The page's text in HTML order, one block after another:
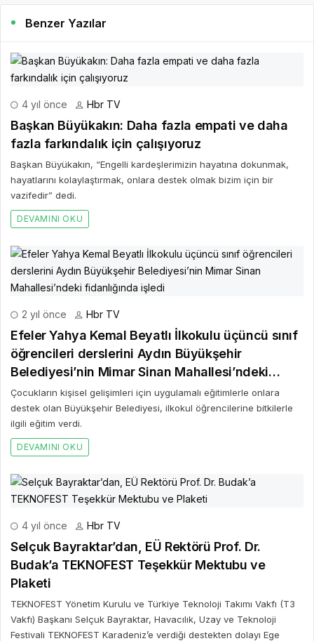
Benzer Yazılar
4 yıl önce Hbr TV
Başkan Büyükakın: Daha fazla empati ve daha
fazla farkındalık için çalışıyoruz
Başkan Büyükakın, “Engelli kardeşlerimizin hayatına dokunmak,
hayatlarını kolaylaştırmak, onlara destek olmak bizim için bir
vazifedir” dedi.
DEVAMINI OKU
2 yıl önce Hbr TV
Efeler Yahya Kemal Beyatlı İlkokulu üçüncü sınıf
öğrencileri derslerini Aydın Büyükşehir
Belediyesi’nin Mimar Sinan Mahallesi’ndeki
fidanlığında işledi
Çocukların kişisel gelişimleri için uygulamalı eğitimlerle onlara
destek olan Büyükşehir Belediyesi, ilkokul öğrencilerine bitkilerle
ilgili eğitim verdi.
DEVAMINI OKU
4 yıl önce Hbr TV
Selçuk Bayraktar’dan, EÜ Rektörü Prof. Dr.
Budak’a TEKNOFEST Teşekkür Mektubu ve
Plaketi
TEKNOFEST Yönetim Kurulu ve Türkiye Teknoloji Takımı Vakfı (T3
Vakfı) Başkanı Selçuk Bayraktar, Havacılık, Uzay ve Teknoloji
Festivali TEKNOFEST Karadeniz’e verdiği destekten dolayı Ege